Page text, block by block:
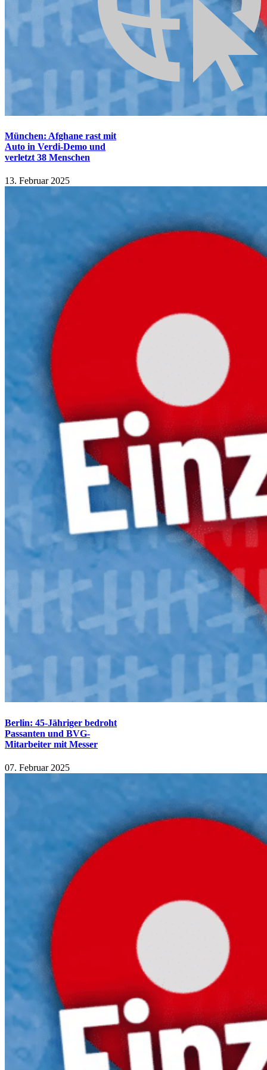
München: Afghane rast mit
Auto in Verdi-Demo und
verletzt 38 Menschen
13. Februar 2025
Berlin: 45-Jähriger bedroht
Passanten und BVG-
Mitarbeiter mit Messer
07. Februar 2025